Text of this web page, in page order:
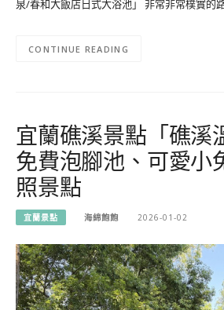
泉/春和大飯店日式大浴池」 非常非常樸實的
CONTINUE READING
宜蘭礁溪景點「礁溪
免費泡腳池、可愛小
照景點
宜蘭景點 海綿飽飽 2026-01-02